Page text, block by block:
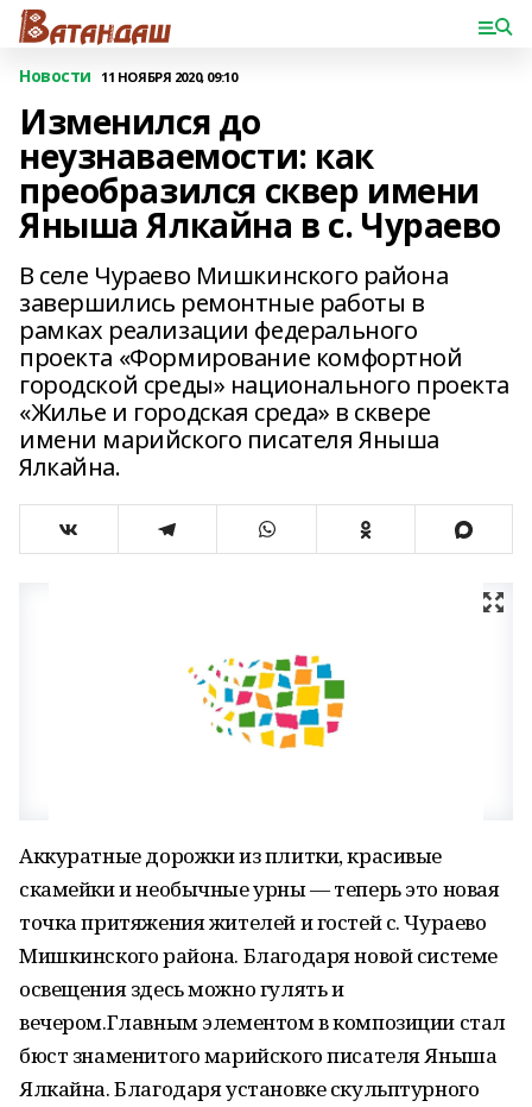
Новости 11 НОЯБРЯ 2020, 09:10
Изменился до
неузнаваемости: как
преобразился сквер имени
Яныша Ялкайна в с. Чураево
В селе Чураево Мишкинского района
завершились ремонтные работы в
рамках реализации федерального
проекта «Формирование комфортной
городской среды» национального проекта
«Жилье и городская среда» в сквере
имени марийского писателя Яныша
Ялкайна.
Аккуратные дорожки из плитки, красивые
скамейки и необычные урны — теперь это новая
точка притяжения жителей и гостей с. Чураево
Мишкинского района. Благодаря новой системе
освещения здесь можно гулять и
вечером.Главным элементом в композиции стал
бюст знаменитого марийского писателя Яныша
Ялкайна. Благодаря установке скульптурного